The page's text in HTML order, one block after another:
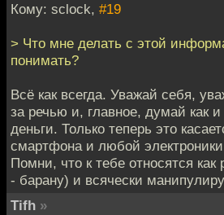
Кому: sclock, #19
> Что мне делать с этой
понимать?
Всё как всегда. Уважай себя,
за речью и, главное, думай как
деньги. Только теперь это
смартфона и любой
Помни, что к тебе относятся как
- барану) и всячески
Tifh »